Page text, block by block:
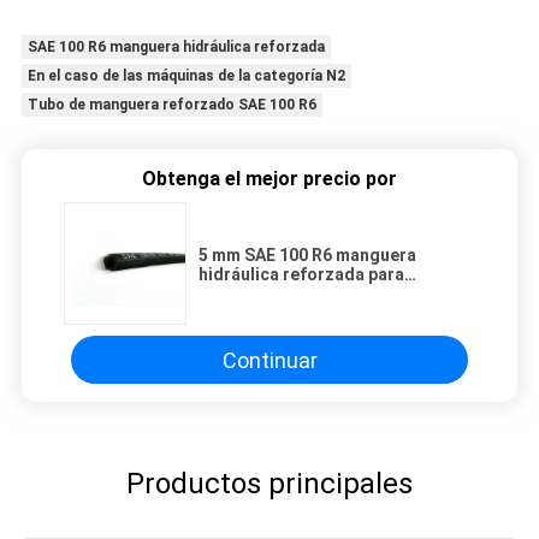
SAE 100 R6 manguera hidráulica reforzada
En el caso de las máquinas de la categoría N2
Tubo de manguera reforzado SAE 100 R6
Obtenga el mejor precio por
5 mm SAE 100 R6 manguera
hidráulica reforzada para
Continuar
Productos principales